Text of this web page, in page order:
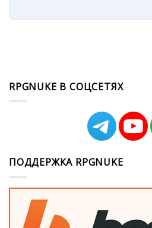
RPGNUKE В СОЦСЕТЯХ
ПОДДЕРЖКА RPGNUKE